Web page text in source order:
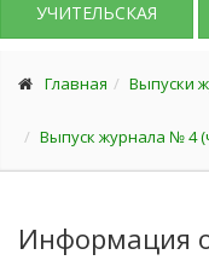
УЧИТЕЛЬСКАЯ
Главная Выпуски
Выпуск журнала № 4
Информация